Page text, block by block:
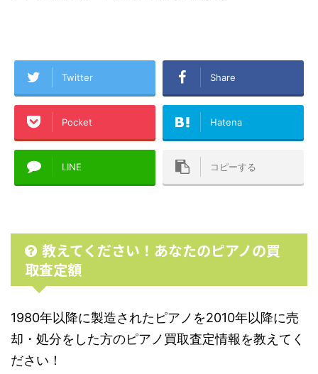
Twitter Share
Pocket Hatena
LINE コピーする
教えてください！あなたのピアノの買
取査定額
1980年以降に製造されたピアノを2010年以降に売
却・処分をした方のピアノ買取査定情報を教えてく
ださい！